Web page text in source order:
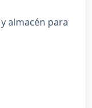
almacén para